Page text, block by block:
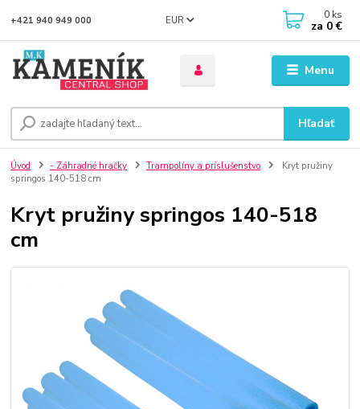
Menu
EUR
Hľadať
+421 940 949 000 0 ks
za 0 €
Úvod - Záhradné hračky Trampolíny a príslušenstvo
Kryt pružiny
springos 140-518 cm
Kryt pružiny springos 140-518
cm